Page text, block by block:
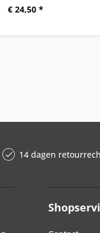
€ 24,50 *
14 dagen